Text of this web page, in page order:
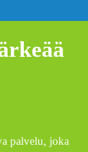
palvelu, joka